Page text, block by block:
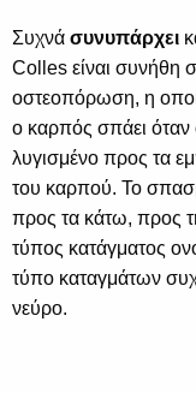
Συχνά συνυπάρχει
Colles είναι συνήθη
οστεοπόρωση, η
ο καρπός σπάει όταν
λυγισμένο προς τα
του καρπού. Το
προς τα κάτω, προς
τύπος κατάγματος
τύπο καταγμάτων
νεύρο.